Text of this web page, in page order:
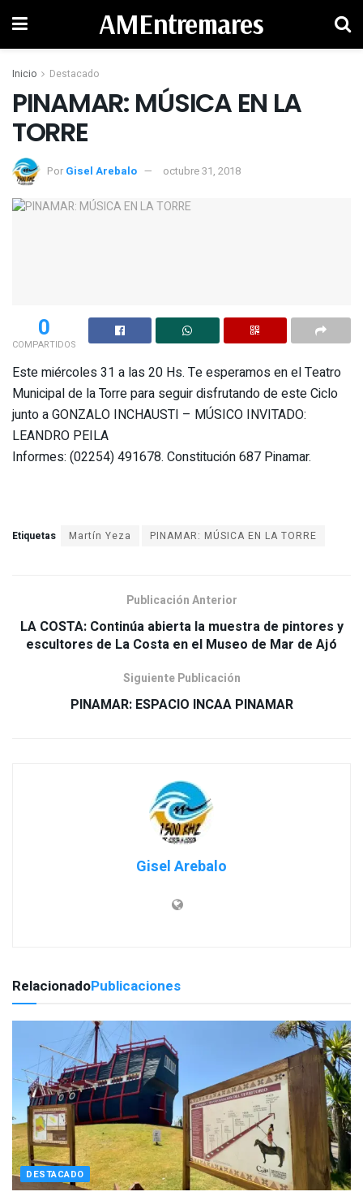
AMEntremares
Inicio Destacado
PINAMAR: MÚSICA EN LA
TORRE
Por Gisel Arebalo octubre 31, 2018
0
COMPARTIDOS
Este miércoles 31 a las 20 Hs. Te esperamos en el Teatro
Municipal de la Torre para seguir disfrutando de este Ciclo
junto a GONZALO INCHAUSTI – MÚSICO INVITADO:
LEANDRO PEILA
Informes: (02254) 491678. Constitución 687 Pinamar.
Etiquetas Martín Yeza PINAMAR: MÚSICA EN LA TORRE
Publicación Anterior
LA COSTA: Continúa abierta la muestra de pintores y
escultores de La Costa en el Museo de Mar de Ajó
Siguiente Publicación
PINAMAR: ESPACIO INCAA PINAMAR
Gisel Arebalo
RelacionadoPublicaciones
DESTACADO